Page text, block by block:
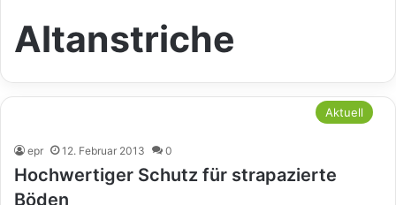
Altanstriche
Aktuell
epr 12. Februar 2013 0
Hochwertiger Schutz für strapazierte
Böden